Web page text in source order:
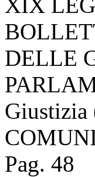
DELLE
Pag. 48